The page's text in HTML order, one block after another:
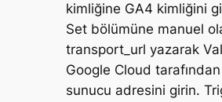
kimliğine GA4 kimliğini
Set bölümüne manuel
transport_url yazarak
Google Cloud tarafından
sunucu adresini girin.